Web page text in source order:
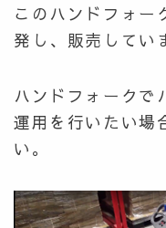
このハンドフォー
発し、販売してい
ハンドフォークで
運用を行いたい場
い。